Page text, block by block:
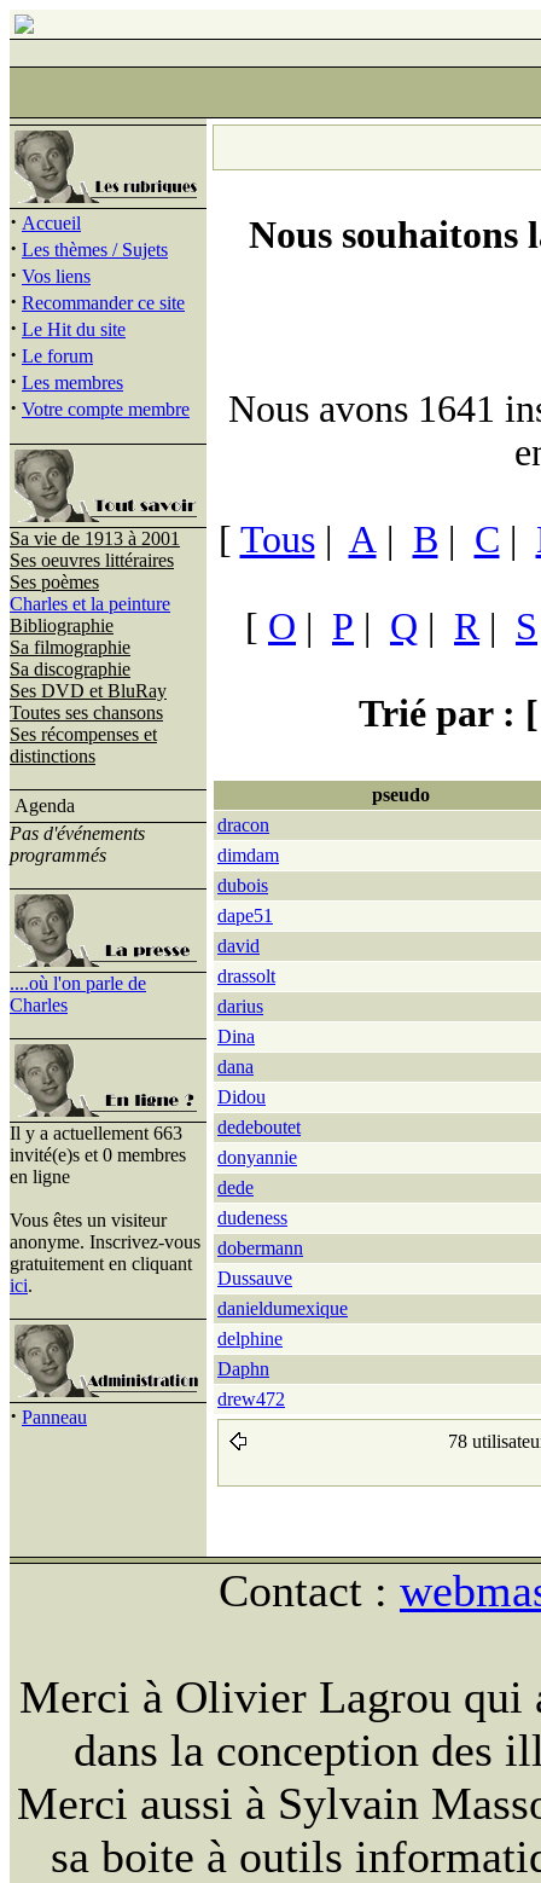
· Accueil
· Les thèmes / Sujets
· Vos liens
· Recommander ce site
· Le Hit du site
· Le forum
· Les membres
· Votre compte membre
Sa vie de 1913 à 2001
Ses oeuvres littéraires
Ses poèmes
Charles et la peinture
Bibliographie
Sa filmographie
Sa discographie
Ses DVD et BluRay
Toutes ses chansons
Ses récompenses et
distinctions
Agenda
Pas d'événements
programmés
....où l'on parle de
Charles
Il y a actuellement 663
invité(e)s et 0 membres
en ligne
Vous êtes un visiteur
anonyme. Inscrivez-vous
gratuitement en cliquant
ici.
· Panneau
Nous souhaitons
Nous avons 1641
[ Tous| A| B | C |
[ O | P | Q | R| S
Trié par : [
pseudo
dracon
dimdam
dubois
dape51
david
drassolt
darius
Dina
dana
Didou
dedeboutet
donyannie
dede
dudeness
dobermann
Dussauve
danieldumexique
delphine
Daphn
drew472
78
Contact :
Merci à Olivier Lagrou qui
dans la conception des
Merci aussi à Sylvain
sa boite à outils